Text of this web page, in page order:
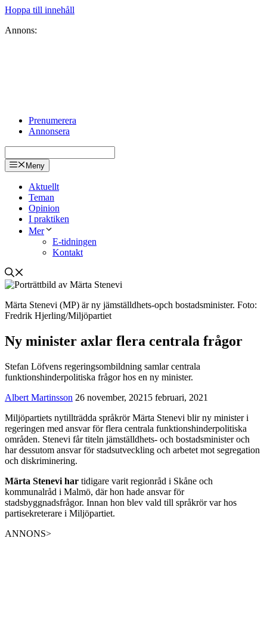
Hoppa till innehåll
Annons:
Prenumerera
Annonsera
Meny
Aktuellt
Teman
Opinion
I praktiken
Mer
E-tidningen
Kontakt
Märta Stenevi (MP) är ny jämställdhets-opch bostadsminister. Foto:
Fredrik Hjerling/Miljöpartiet
Ny minister axlar flera centrala frågor
Stefan Löfvens regeringsombildning samlar centrala
funktionshinderpolitiska frågor hos en ny minister.
Albert Martinsson 26 november, 2021 5 februari, 2021
Miljöpartiets nytillträdda språkrör Märta Stenevi blir ny minister i
regeringen med ansvar för flera centrala funktionshinderpolitiska
områden. Stenevi får titeln jämställdhets- och bostadsminister och
har dessutom ansvar för stadsutveckling och arbetet mot segregation
och diskriminering.
Märta Stenevi har tidigare varit regionråd i Skåne och
kommunalråd i Malmö, där hon hade ansvar för
stadsbyggnadsfrågor. Innan hon blev vald till språkrör var hos
partisekreterare i Miljöpartiet.
ANNONS>